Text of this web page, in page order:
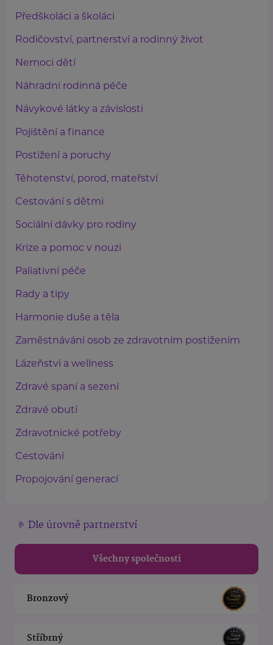
Předškoláci a školáci
Rodičovství, partnerství a rodinný život
Nemoci dětí
Náhradní rodinná péče
Návykové látky a závislosti
Pojištění a finance
Postižení a poruchy
Těhotenství, porod, mateřství
Cestování s dětmi
Sociální dávky pro rodiny
Krize a pomoc v nouzi
Paliativní péče
Rady a tipy
Harmonie duše a těla
Zaměstnávání osob ze zdravotním postižením
Lázeňství a wellness
Zdravé spaní a sezení
Zdravé obutí
Zdravotnické potřeby
Cestování
Propojování generací
Dle úrovně partnerství
Všechny společnosti
Bronzový
Stříbrný